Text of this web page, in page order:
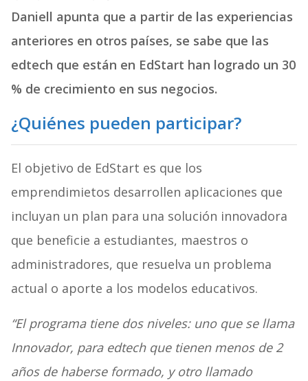
Daniell apunta que a partir de las experiencias
anteriores en otros países, se sabe que las
edtech que están en EdStart han logrado un 30
% de crecimiento en sus negocios.
¿Quiénes pueden participar?
El objetivo de EdStart es que los
emprendimietos desarrollen aplicaciones que
incluyan un plan para una solución innovadora
que beneficie a estudiantes, maestros o
administradores, que resuelva un problema
actual o aporte a los modelos educativos.
“El programa tiene dos niveles: uno que se llama
Innovador, para edtech que tienen menos de 2
años de haberse formado, y otro llamado